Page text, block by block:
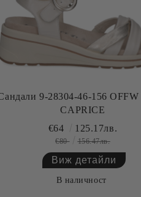
9-28304-46-156 OFFW
CAPRICE
€64 125.17лв.
€80 156.47лв.
Виж детайли
В наличност